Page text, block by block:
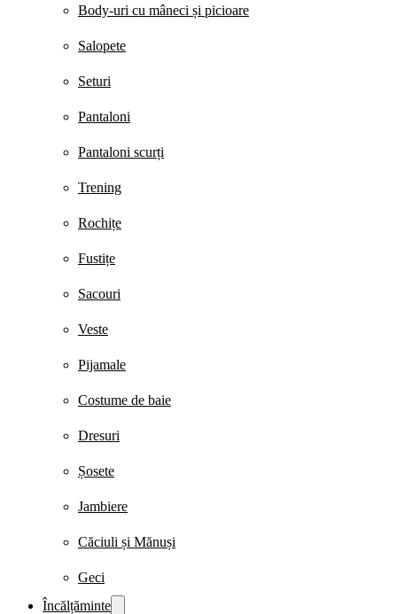
Body-uri cu mâneci și picioare
Salopete
Seturi
Pantaloni
Pantaloni scurți
Trening
Rochițe
Fustițe
Sacouri
Veste
Pijamale
Costume de baie
Dresuri
Șosete
Jambiere
Căciuli și Mănuși
Geci
Încălțăminte